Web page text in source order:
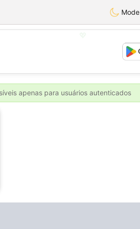
Mode
apenas para usuários autenticados